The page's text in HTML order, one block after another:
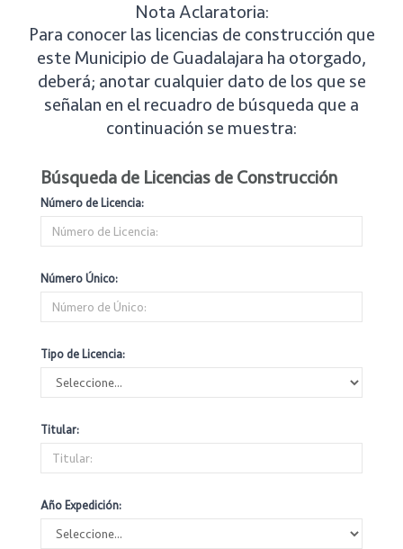
Nota Aclaratoria:
Para conocer las licencias de construcción que
este Municipio de Guadalajara ha otorgado,
deberá; anotar cualquier dato de los que se
señalan en el recuadro de búsqueda que a
continuación se muestra:
Búsqueda de Licencias de Construcción
Número de Licencia:
Número Único:
Tipo de Licencia:
Titular:
Año Expedición: